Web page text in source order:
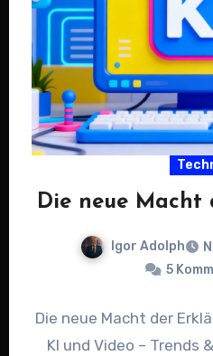
Die neue
Igor Adolph
5
Die neue Macht der
KI und Video – Trends